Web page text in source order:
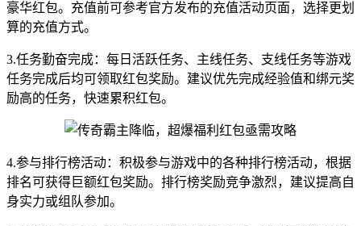
豪华红包。充值前可参考官方发布的充值活动页面，选择更划
算的充值方式。
3.任务勤奋完成：每日活跃任务、主线任务、支线任务等游戏
任务完成后均可领取红包奖励。建议优先完成经验值和绑元奖
励高的任务，快速累积红包。
4.参与排行榜活动：积极参与游戏中的各种排行榜活动，根据
排名可获得巨额红包奖励。排行榜奖励竞争激烈，建议提高自
身实力或组队参加。